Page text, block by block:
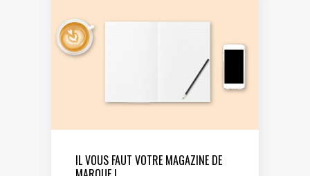
IL VOUS FAUT VOTRE MAGAZINE DE